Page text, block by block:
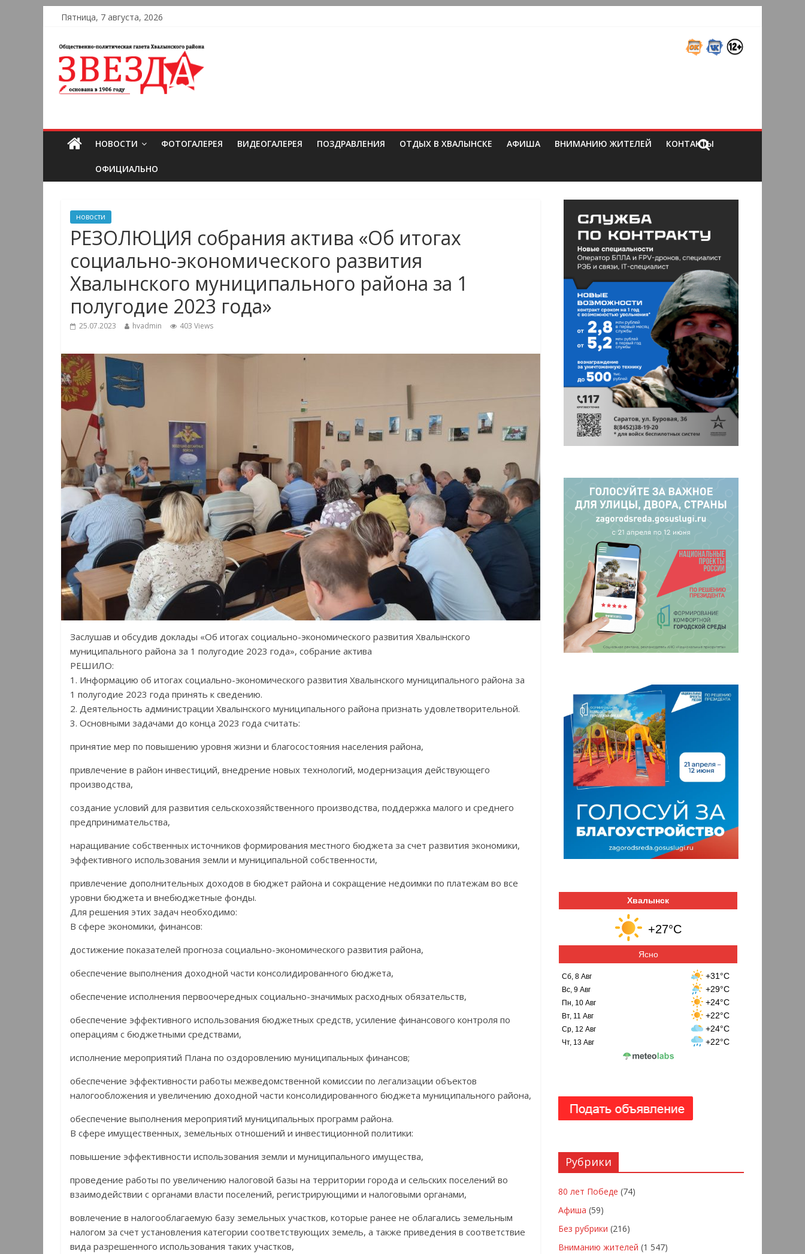
Пятница, 7 августа, 2026
НОВОСТИ ФОТОГАЛЕРЕЯ ВИДЕОГАЛЕРЕЯ ПОЗДРАВЛЕНИЯ ОТДЫХ В ХВАЛЫНСКЕ АФИША ВНИМАНИЮ ЖИТЕЛЕЙ КОНТАКТЫ
ОФИЦИАЛЬНО
новости
РЕЗОЛЮЦИЯ собрания актива «Об итогах
социально-экономического развития
Хвалынского муниципального района за 1
полугодие 2023 года»
25.07.2023 hvadmin 403 Views
Заслушав и обсудив доклады «Об итогах социально-экономического развития Хвалынского
муниципального района за 1 полугодие 2023 года», собрание актива
РЕШИЛО:
1. Информацию об итогах социально-экономического развития Хвалынского муниципального района за
1 полугодие 2023 года принять к сведению.
2. Деятельность администрации Хвалынского муниципального района признать удовлетворительной.
3. Основными задачами до конца 2023 года считать:
принятие мер по повышению уровня жизни и благосостояния населения района,
привлечение в район инвестиций, внедрение новых технологий, модернизация действующего
производства,
создание условий для развития сельскохозяйственного производства, поддержка малого и среднего
предпринимательства,
наращивание собственных источников формирования местного бюджета за счет развития экономики,
эффективного использования земли и муниципальной собственности,
привлечение дополнительных доходов в бюджет района и сокращение недоимки по платежам во все
уровни бюджета и внебюджетные фонды.
Для решения этих задач необходимо:
В сфере экономики, финансов:
достижение показателей прогноза социально-экономического развития района,
обеспечение выполнения доходной части консолидированного бюджета,
обеспечение исполнения первоочередных социально-значимых расходных обязательств,
обеспечение эффективного использования бюджетных средств, усиление финансового контроля по
операциям с бюджетными средствами,
исполнение мероприятий Плана по оздоровлению муниципальных финансов;
обеспечение эффективности работы межведомственной комиссии по легализации объектов
налогообложения и увеличению доходной части консолидированного бюджета муниципального района,
обеспечение выполнения мероприятий муниципальных программ района.
В сфере имущественных, земельных отношений и инвестиционной политики:
повышение эффективности использования земли и муниципального имущества,
проведение работы по увеличению налоговой базы на территории города и сельских поселений во
взаимодействии с органами власти поселений, регистрирующими и налоговыми органами,
вовлечение в налогооблагаемую базу земельных участков, которые ранее не облагались земельным
налогом за счет установления категории соответствующих земель, а также приведения в соответствие
вида разрешенного использования таких участков,
Хвалынск
+27°C
Ясно
Сб, 8 Авг +31°C
Вс, 9 Авг +29°C
Пн, 10 Авг +24°C
Вт, 11 Авг +22°C
Ср, 12 Авг +24°C
Чт, 13 Авг +22°C
Рубрики
80 лет Победе (74)
Афиша (59)
Без рубрики (216)
Вниманию жителей (1 547)